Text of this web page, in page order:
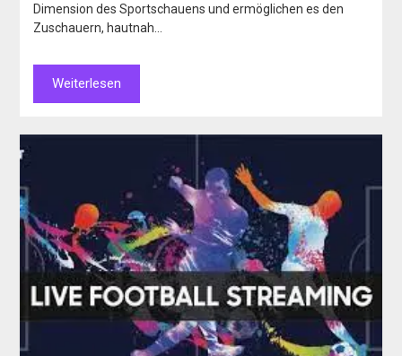
Dimension des Sportschauens und ermöglichen es den
Zuschauern, hautnah…
Weiterlesen